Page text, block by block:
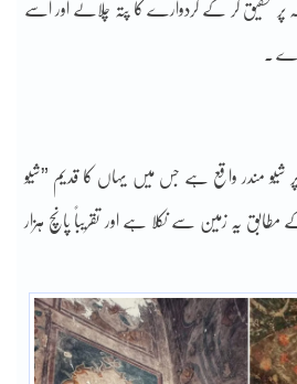
پر تحقیق کر کے گردوارے کا پتہ چلائے اور اسے
۔
شیو مندر واقع ہے جس میں یہاں کا قدیم ”شیو
یہ زمین سے نکلا ہے اور تقریباً پانچ ہزار